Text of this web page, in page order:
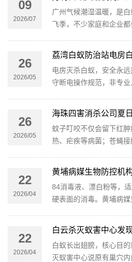
09
2026/07
广州气候潮湿温暖，是
飞季，不少家庭和企业
26
2026/05
荔湾白蚁防治站电房
电房灭杀白蚁，安全永
守断电操作规范，非专
26
2026/05
海珠四害消杀公司夏
蚊子叮咬不仅会留下红
热、疟疾等病菌；苍蝇
22
2026/04
黄埔病媒生物防控机
84消毒液、漂白粉等，
硬表面的消毒。黄埔病
22
2026/04
白蚁长出翅膀，核心目
灭蚁害中心说原有巢穴